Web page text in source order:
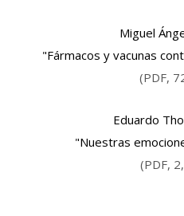
Miguel
"Fármacos y vacunas
(PDF,
Eduardo
"Nuestras
(PDF,